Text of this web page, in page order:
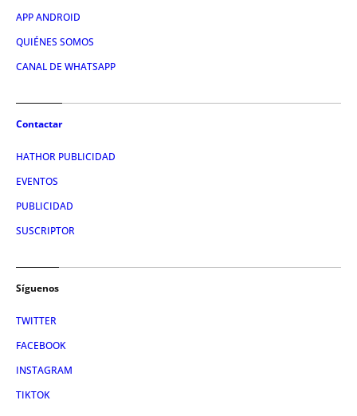
APP ANDROID
QUIÉNES SOMOS
CANAL DE WHATSAPP
Contactar
HATHOR PUBLICIDAD
EVENTOS
PUBLICIDAD
SUSCRIPTOR
Síguenos
TWITTER
FACEBOOK
INSTAGRAM
TIKTOK